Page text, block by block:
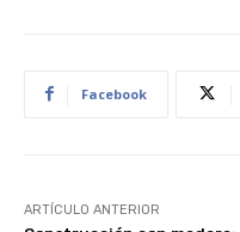
Facebook
ARTÍCULO ANTERIOR